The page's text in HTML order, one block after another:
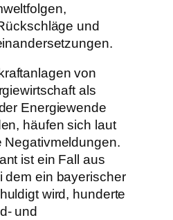
und
von
als
Energiewende
häufen sich laut
Negativmeldungen.
ist ein Fall aus
dem ein bayerischer
wird, hunderte
und